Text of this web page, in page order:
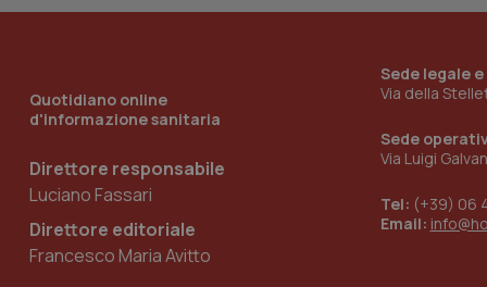
Quotidiano online
d'informazione sanitaria
Direttore responsabile
Luciano Fassari
Direttore editoriale
Francesco Maria Avitto
Sede legale
Via della
Sede
Via Luigi
Tel: (+39) 06
Email:
_ga_0VMQEQKQ1N
__Secure-YNID
YSC